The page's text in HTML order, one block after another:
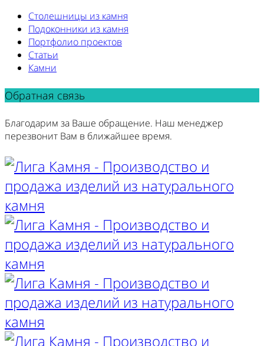
Столешницы из камня
Подоконники из камня
Портфолио проектов
Статьи
Камни
Обратная связь
Благодарим за Ваше обращение. Наш менеджер
перезвонит Вам в ближайшее время.